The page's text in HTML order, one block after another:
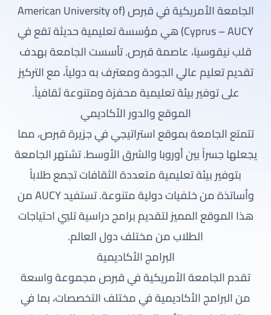
الجامعة الأمريكية في قبرص (American University of
Cyprus – AUCY) هي مؤسسة تعليمية حديثة تقع في
قلب نيقوسيا، عاصمة قبرص. تأسست الجامعة بهدف
تقديم تعليم عالي الجودة ومعترف به دولياً، مع التركيز
على توفير بيئة تعليمية محفزة ومتنوعة ثقافياً.
الموقع والدور الأكاديمي
تتمتع الجامعة بموقع استراتيجي في جزيرة قبرص، مما
يجعلها جسراً بين أوروبا والشرق الأوسط. تشتهر الجامعة
بتوفير بيئة تعليمية متعددة الثقافات تجمع طلاباً
وأساتذة من خلفيات دولية متنوعة. تستفيد AUCY من
هذا الموقع المميز لتقديم برامج دراسية تلبي احتياجات
الطلاب من مختلف دول العالم.
البرامج الأكاديمية
تقدم الجامعة الأمريكية في قبرص مجموعة واسعة
من البرامج الأكاديمية في مختلف التخصصات، بما في